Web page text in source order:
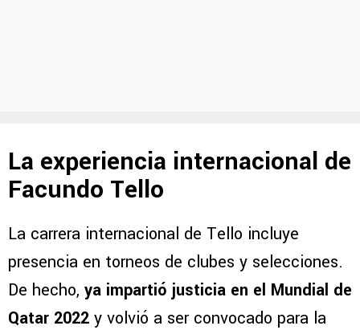
La experiencia internacional de
Facundo Tello
La carrera internacional de Tello incluye
presencia en torneos de clubes y selecciones.
De hecho, ya impartió justicia en el Mundial de
Qatar 2022 y volvió a ser convocado para la